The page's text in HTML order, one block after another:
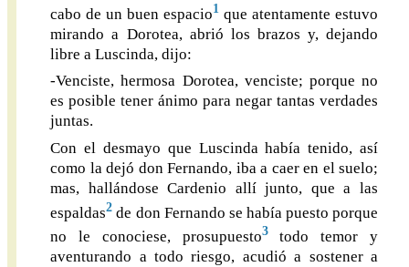
cabo de un buen espacio1 que atentamente estuvo
mirando a Dorotea, abrió los brazos y, dejando
libre a Luscinda, dijo:
-Venciste, hermosa Dorotea, venciste; porque no
es posible tener ánimo para negar tantas verdades
juntas.
Con el desmayo que Luscinda había tenido, así
como la dejó don Fernando, iba a caer en el suelo;
mas, hallándose Cardenio allí junto, que a las
espaldas2 de don Fernando se había puesto porque
no le conociese, prosupuesto3todo temor y
aventurando a todo riesgo, acudió a sostener a